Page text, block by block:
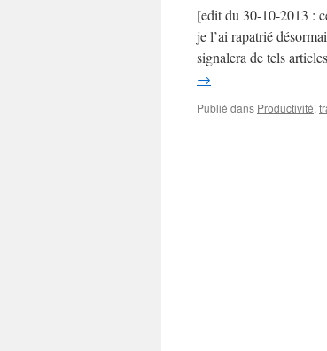
[edit du 30-10-2013 :
je l’ai rapatrié
signalera de tels
→
Publié dans Productivité,